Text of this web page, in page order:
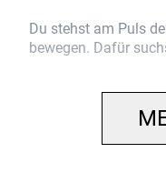
Du stehst am Puls
bewegen. Dafür
Feuerwerk an
dich viel in der